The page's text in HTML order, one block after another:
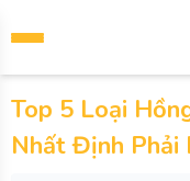
Top 5 Loại
Nhất Định Phải